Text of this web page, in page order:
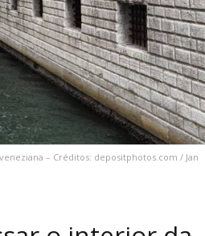
– Créditos: depositphotos.com / Jan